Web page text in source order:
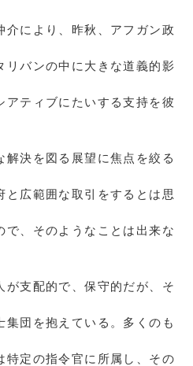
により、昨秋、アフガン政
リバンの中に大きな道義的影
アティブにたいする支持を彼
決を図る展望に焦点を絞る
と広範囲な取引をするとは思
で、そのようなことは出来な
支配的で、保守的だが、そ
集団を抱えている。多くのも
特定の指令官に所属し、その